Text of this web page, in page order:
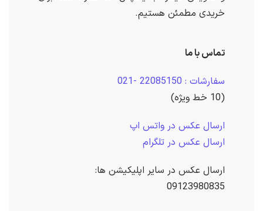
خریدی مطمئن هستیم.
تماس با ما
سفارشات : 22085150 -021
(10 خط ویژه)
ارسال عکس در واتس اپ
ارسال عکس در تلگرام
ارسال عکس در سایر اپلیکیشن ها:
09123980835